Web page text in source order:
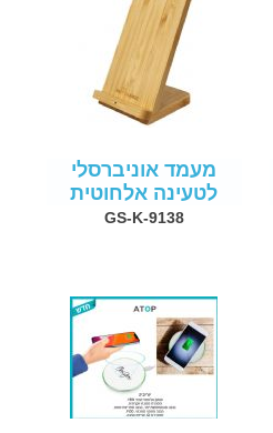
מעמד אוניברסלי
לטעינה אלחוטית
GS-K-9138